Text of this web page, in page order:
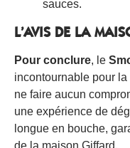
sauces.
L’AVIS DE LA
Pour conclure, le
incontournable pour
ne faire aucun
une expérience de
longue en bouche,
de la maison Giffard.